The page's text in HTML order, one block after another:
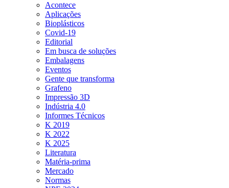
Acontece
Aplicações
Bioplásticos
Covid-19
Editorial
Em busca de soluções
Embalagens
Eventos
Gente que transforma
Grafeno
Impressão 3D
Indústria 4.0
Informes Técnicos
K 2019
K 2022
K 2025
Literatura
Matéria-prima
Mercado
Normas